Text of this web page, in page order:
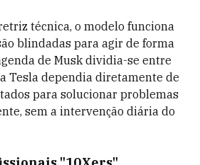
técnica, o modelo funciona
blindadas para agir de forma
de Musk dividia-se entre
Tesla dependia diretamente de
para solucionar problemas
sem a intervenção diária do